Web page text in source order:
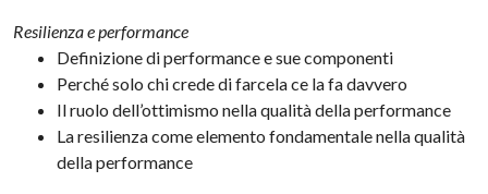
Resilienza e performance
Definizione di performance e sue componenti
Perché solo chi crede di farcela ce la fa davvero
Il ruolo dell’ottimismo nella qualità della performance
La resilienza come elemento fondamentale nella qualità
della performance